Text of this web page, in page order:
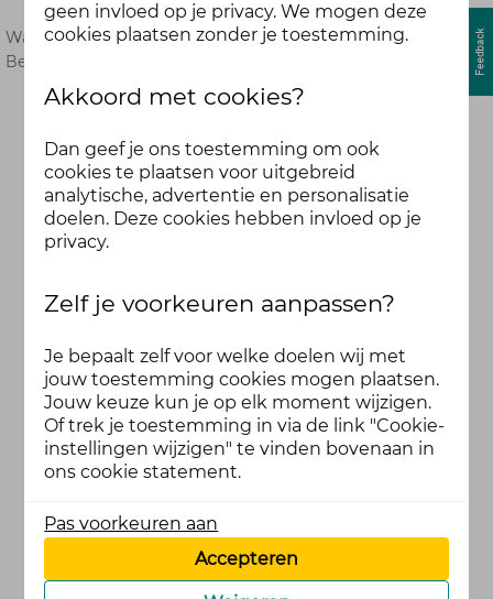
Wachtwoord vergeten? Hier opnieuw instellen.
Ben je nog geen deelnemer?
geen invloed op je privacy. We mogen deze
cookies plaatsen zonder je toestemming.
Akkoord met cookies?
Dan geef je ons toestemming om ook
cookies te plaatsen voor uitgebreid
analytische, advertentie en personalisatie
doelen. Deze cookies hebben invloed op je
privacy.
Zelf je voorkeuren aanpassen?
Je bepaalt zelf voor welke doelen wij met
jouw toestemming cookies mogen plaatsen.
Jouw keuze kun je op elk moment wijzigen.
Of trek je toestemming in via de link "Cookie-
instellingen wijzigen" te vinden bovenaan in
ons cookie statement.
Pas voorkeuren aan
Accepteren